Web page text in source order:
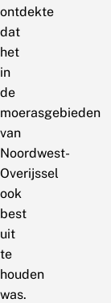
ontdekte
dat
het
in
de
moerasgebieden
van
Noordwest-
Overijssel
ook
best
uit
te
houden
was.